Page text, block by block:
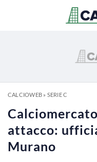
CALCIOWEB» SERIE C
attacco:
Murano